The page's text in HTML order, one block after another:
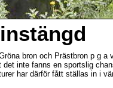
bron och Prästbron p g a
inte fanns en sportslig
har därför fått ställas in i